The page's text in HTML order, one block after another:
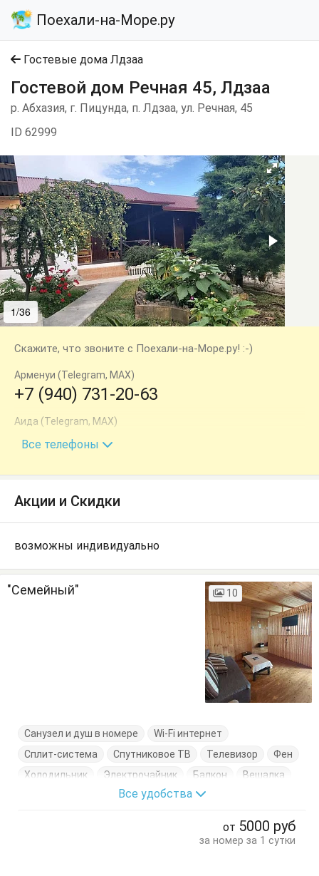
Поехали-на-Море.ру
Гостевые дома Лдзаа
Гостевой дом Речная 45, Лдзаа
р. Абхазия, г. Пицунда, п. Лдзаа, ул. Речная, 45
ID 62999
1/36
Скажите, что звоните с Поехали-на-Море.ру! :-)
Арменуи (Telegram, MAX)
+7 (940) 731-20-63
Аида (Telegram, MAX)
+7 (940) 770-70-43
Все телефоны
Акции и Скидки
возможны индивидуально
"Семейный" 10
Санузел и душ в номере
Wi-Fi интернет
Сплит-система
Спутниковое ТВ Телевизор
Фен
Холодильник
Электрочайник Балкон
Вешалка
Журнальный столик
Тумбочки Шкаф
Все удобства
от 5000 руб
за номер за 1 сутки